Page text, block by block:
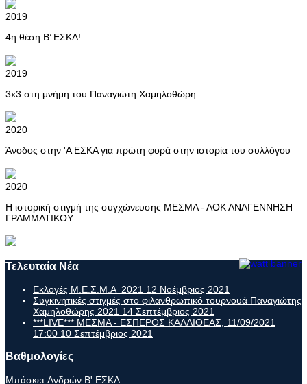
2019
4η θέση Β’ ΕΣΚΑ!
2019
3x3 στη μνήμη του Παναγιώτη Χαμηλοθώρη
2020
Άνοδος στην 'Α ΕΣΚΑ για πρώτη φορά στην ιστορία του συλλόγου
2020
Η ιστορική στιγμή της συγχώνευσης ΜΕΣΜΑ - ΑΟΚ ΑΝΑΓΕΝΝΗΣΗ
ΓΡΑΜΜΑΤΙΚΟΥ
Τελευταία Νέα
Εκλογές Μ.Ε.Σ.Μ.Α 2021 12 Νοέμβριος 2021
Συγκινητικές στιγμές στο φιλανθρωπικό τουρνουά Παναγιώτης
Χαμηλοθώρης 2021 14 Σεπτέμβριος 2021
***LIVE*** ΜΕΣΜΑ - ΕΣΠΕΡΟΣ ΚΑΛΛΙΘΕΑΣ, 11/09/2021
17:00 10 Σεπτέμβριος 2021
Βαθμολογίες
Μπάσκετ Ανδρών Β' ΕΣΚΑ